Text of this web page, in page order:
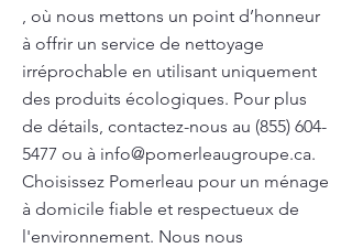
, où nous mettons un point d’honneur
à offrir un service de nettoyage
irréprochable en utilisant uniquement
des produits écologiques. Pour plus
de détails, contactez-nous au (855) 604-
5477 ou à info@pomerleaugroupe.ca.
Choisissez Pomerleau pour un ménage
à domicile fiable et respectueux de
l'environnement. Nous nous